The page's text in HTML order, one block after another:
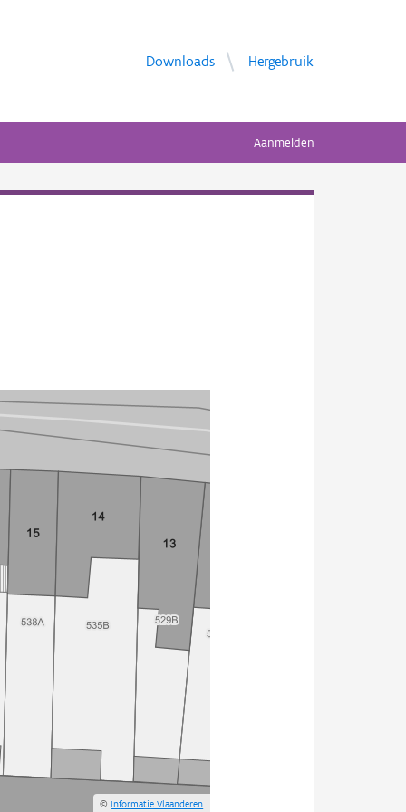
Downloads Hergebruik
Aanmelden
©Informatie Vlaanderen